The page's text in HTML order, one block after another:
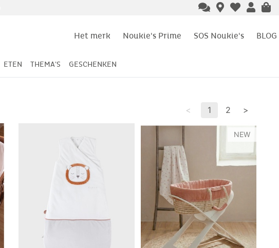
Het merk Noukie's Prime SOS Noukie's BLOG
ETEN THEMA'S GESCHENKEN
< 1 2 >
NEW